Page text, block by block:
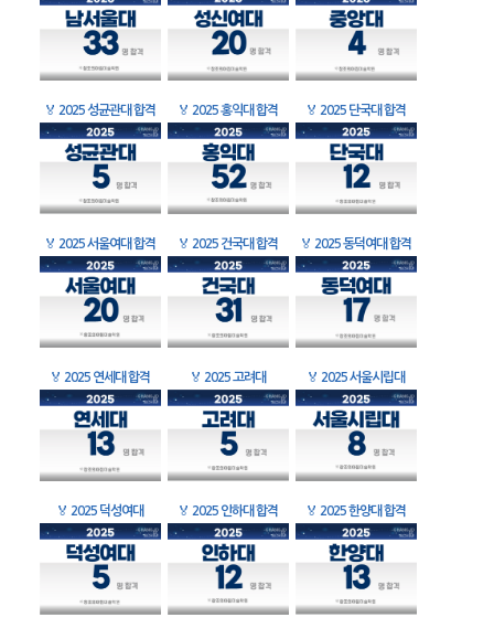
🏅 2025 성균관대 합격 🏅 2025 홍익대 합격 🏅 2025 단국대 합격
🏅 2025 서울여대 합격 🏅 2025 건국대 합격 🏅 2025 동덕여대 합격
🏅 2025 연세대 합격 🏅 2025 고려대 🏅 2025 서울시립대
🏅 2025 덕성여대 🏅 2025 인하대 합격 🏅 2025 한양대 합격